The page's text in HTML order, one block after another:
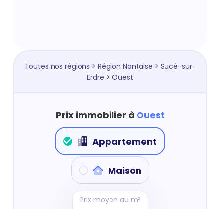
Toutes nos régions > Région Nantaise > Sucé-sur-
Erdre > Ouest
Prix immobilier à Ouest
Appartement
Maison
Prix moyen au m²